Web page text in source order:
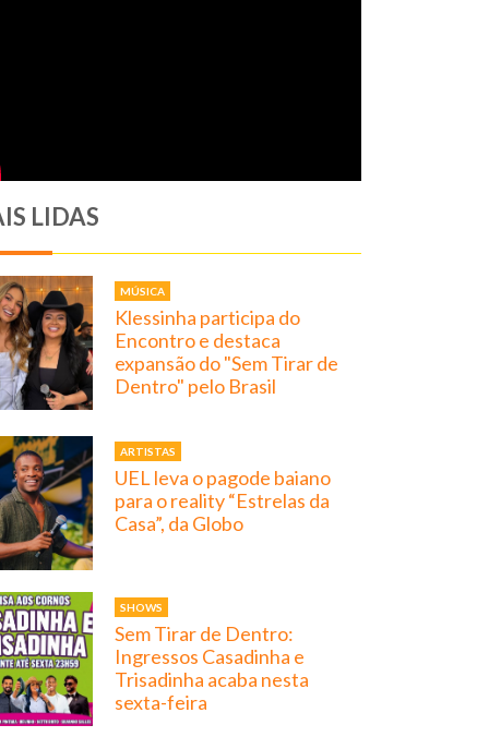
LIDAS
MÚSICA
Klessinha participa do
Encontro e destaca
expansão do "Sem Tirar de
Dentro" pelo Brasil
ARTISTAS
UEL leva o pagode baiano
para o reality “Estrelas da
Casa”, da Globo
SHOWS
Sem Tirar de Dentro:
Ingressos Casadinha e
Trisadinha acaba nesta
sexta-feira